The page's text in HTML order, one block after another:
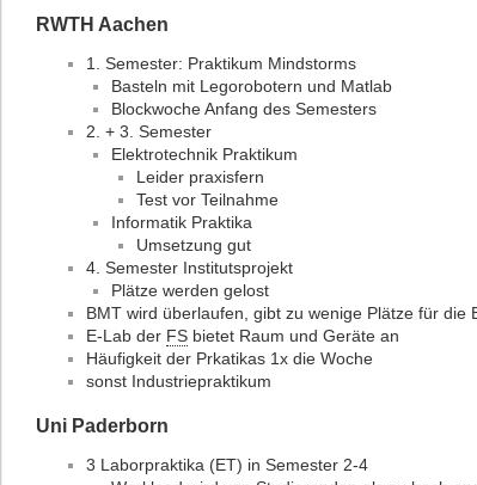
RWTH Aachen
1. Semester: Praktikum Mindstorms
Basteln mit Legorobotern und Matlab
Blockwoche Anfang des Semesters
2. + 3. Semester
Elektrotechnik Praktikum
Leider praxisfern
Test vor Teilnahme
Informatik Praktika
Umsetzung gut
4. Semester Institutsprojekt
Plätze werden gelost
BMT wird überlaufen, gibt zu wenige Plätze für die
E-Lab der FSbietet Raum und Geräte an
Häufigkeit der Prkatikas 1x die Woche
sonst Industriepraktikum
Uni Paderborn
3 Laborpraktika (ET) in Semester 2-4